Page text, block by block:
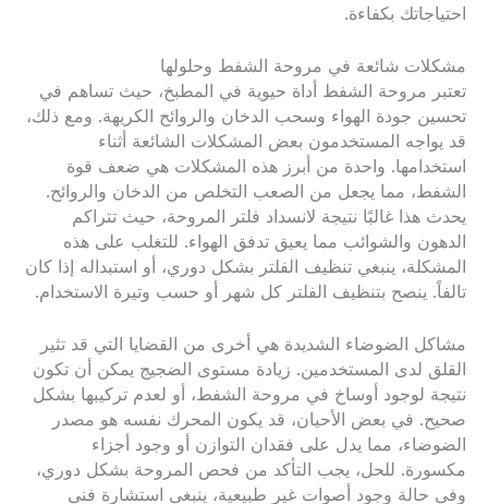
احتياجاتك بكفاءة.
مشكلات شائعة في مروحة الشفط وحلولها
تعتبر مروحة الشفط أداة حيوية في المطبخ، حيث تساهم في
تحسين جودة الهواء وسحب الدخان والروائح الكريهة. ومع ذلك،
قد يواجه المستخدمون بعض المشكلات الشائعة أثناء
استخدامها. واحدة من أبرز هذه المشكلات هي ضعف قوة
الشفط، مما يجعل من الصعب التخلص من الدخان والروائح.
يحدث هذا غالبًا نتيجة لانسداد فلتر المروحة، حيث تتراكم
الدهون والشوائب مما يعيق تدفق الهواء. للتغلب على هذه
المشكلة، ينبغي تنظيف الفلتر بشكل دوري، أو استبداله إذا كان
تالفاً. ينصح بتنظيف الفلتر كل شهر أو حسب وتيرة الاستخدام.
مشاكل الضوضاء الشديدة هي أخرى من القضايا التي قد تثير
القلق لدى المستخدمين. زيادة مستوى الضجيج يمكن أن تكون
نتيجة لوجود أوساخ في مروحة الشفط، أو لعدم تركيبها بشكل
صحيح. في بعض الأحيان، قد يكون المحرك نفسه هو مصدر
الضوضاء، مما يدل على فقدان التوازن أو وجود أجزاء
مكسورة. للحل، يجب التأكد من فحص المروحة بشكل دوري،
وفي حالة وجود أصوات غير طبيعية، ينبغي استشارة فني